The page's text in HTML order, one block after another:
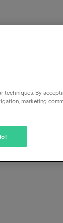
in der
mehr
techniques. By
marketing